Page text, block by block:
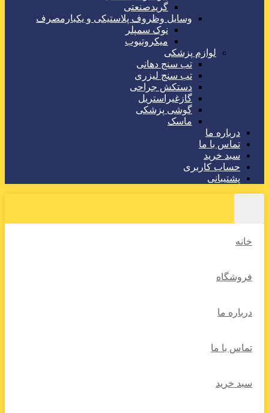
گریدصنعتی
وسایل وظروف پلاستیکی و یکبارمصرف
نوک سمپلر
میکروتیوب
لوازم پزشکی
تب سنج دهانی
تب سنج لیزری
دستکش جراحی
گازغیراستریل
گوشی پزشکی
ماسک
درباره ما
تماس با ما
سبد خرید
حساب کاربری
پشتیبانی
خانه
فروشگاه
درباره ما
تماس با ما
سبد خرید